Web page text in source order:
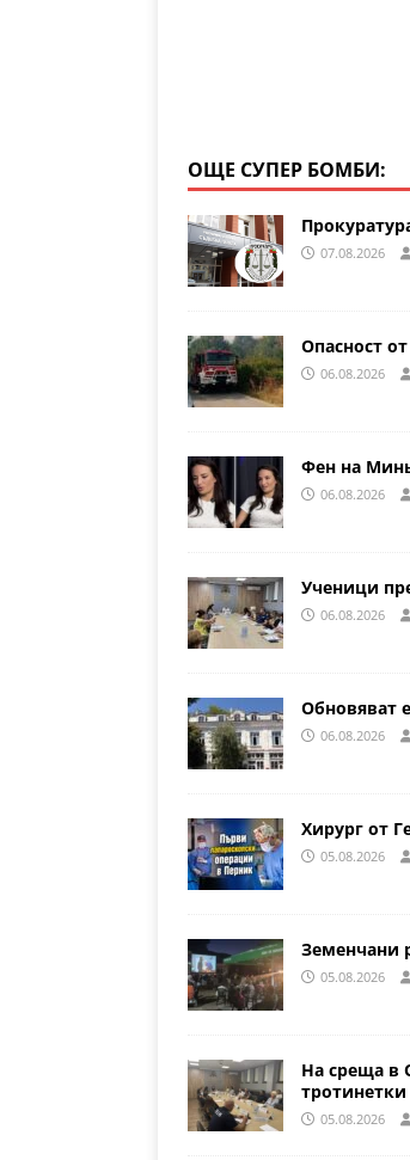
ОЩЕ СУПЕР БОМБИ:
07.08.2026
Опасност
06.08.2026
Фен на
06.08.2026
Ученици
06.08.2026
Обновяват
06.08.2026
Хирург от
05.08.2026
Земенчани
05.08.2026
На среща в
тротинетки
05.08.2026